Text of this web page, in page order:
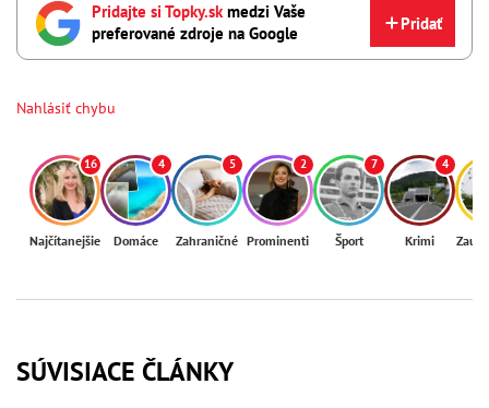
Pridajte si Topky.skmedzi Vaše
preferované zdroje na Google
Pridať
Nahlásiť chybu
16
Najčítanejšie
4
Domáce
5
Zahraničné
2
Prominenti
7
Šport
4
Krimi
SÚVISIACE ČLÁNKY